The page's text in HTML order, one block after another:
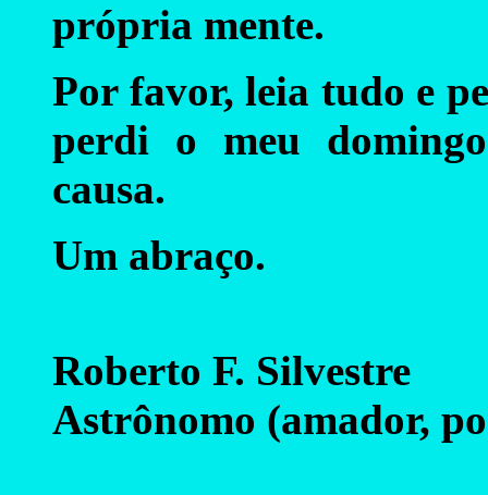
própria mente.
Por favor, leia tudo e
perdi o meu
causa.
Um abraço.
Roberto F. Silvestre
Astrônomo (amador,